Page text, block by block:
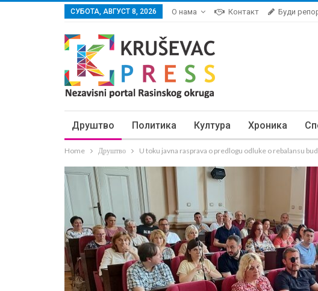
СУБОТА, АВГУСТ 8, 2026 О нама Контакт Буди
Друштво Политика Култура Хроника
Home Друштво U toku javna rasprava o predlogu odluke o rebalansu